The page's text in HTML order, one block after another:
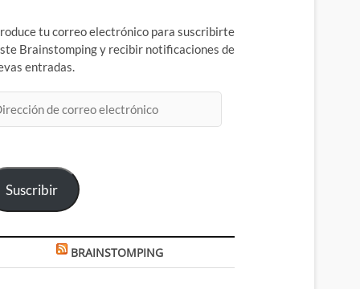
tu correo electrónico para suscribirte
Brainstomping y recibir notificaciones de
entradas.
Suscribir
BRAINSTOMPING